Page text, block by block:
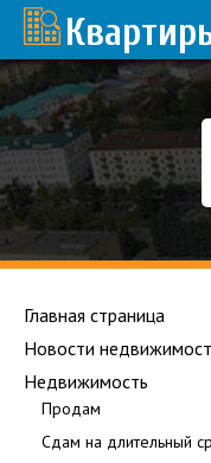
Главная страница
Новости
Недвижимость
Продам
Сдам на длительный